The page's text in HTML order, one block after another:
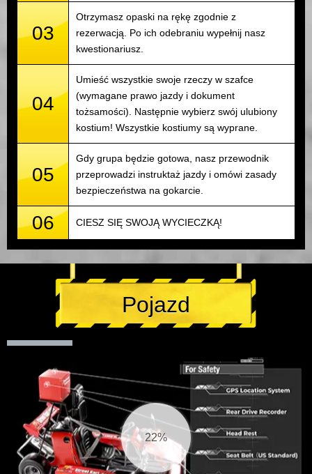
03
Otrzymasz opaski na rękę zgodnie z
rezerwacją. Po ich odebraniu wypełnij nasz
kwestionariusz.
04
Umieść wszystkie swoje rzeczy w szafce
(wymagane prawo jazdy i dokument
tożsamości). Następnie wybierz swój ulubiony
kostium! Wszystkie kostiumy są wyprane.
05
Gdy grupa będzie gotowa, nasz przewodnik
przeprowadzi instruktaż jazdy i omówi zasady
bezpieczeństwa na gokarcie.
06 CIESZ SIĘ SWOJĄ WYCIECZKĄ!
Pojazd
22%